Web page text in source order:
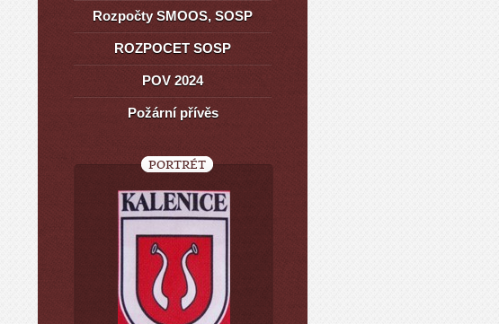
Rozpočty SMOOS, SOSP
ROZPOCET SOSP
POV 2024
Požární přívěs
PORTRÉT